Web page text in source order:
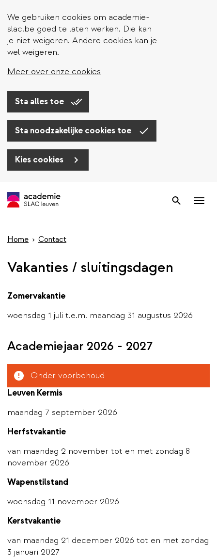
We gebruiken cookies om academie-
slac.be goed te laten werken. Die kan
je niet weigeren. Andere cookies kan je
wel weigeren.
Meer over onze cookies
Sta alles toe
Sta noodzakelijke cookies toe
Kies cookies
en
inhoud
Zoek
Home Contact
Vakanties / sluitingsdagen
Zomervakantie
woensdag 1 juli t.e.m. maandag 31 augustus 2026
Academiejaar 2026 - 2027
Attention
Onder voorbehoud
Leuven Kermis
maandag 7 september 2026
Herfstvakantie
van maandag 2 november tot en met zondag 8
november 2026
Wapenstilstand
woensdag 11 november 2026
Kerstvakantie
van maandag 21 december 2026 tot en met zondag
3 januari 2027